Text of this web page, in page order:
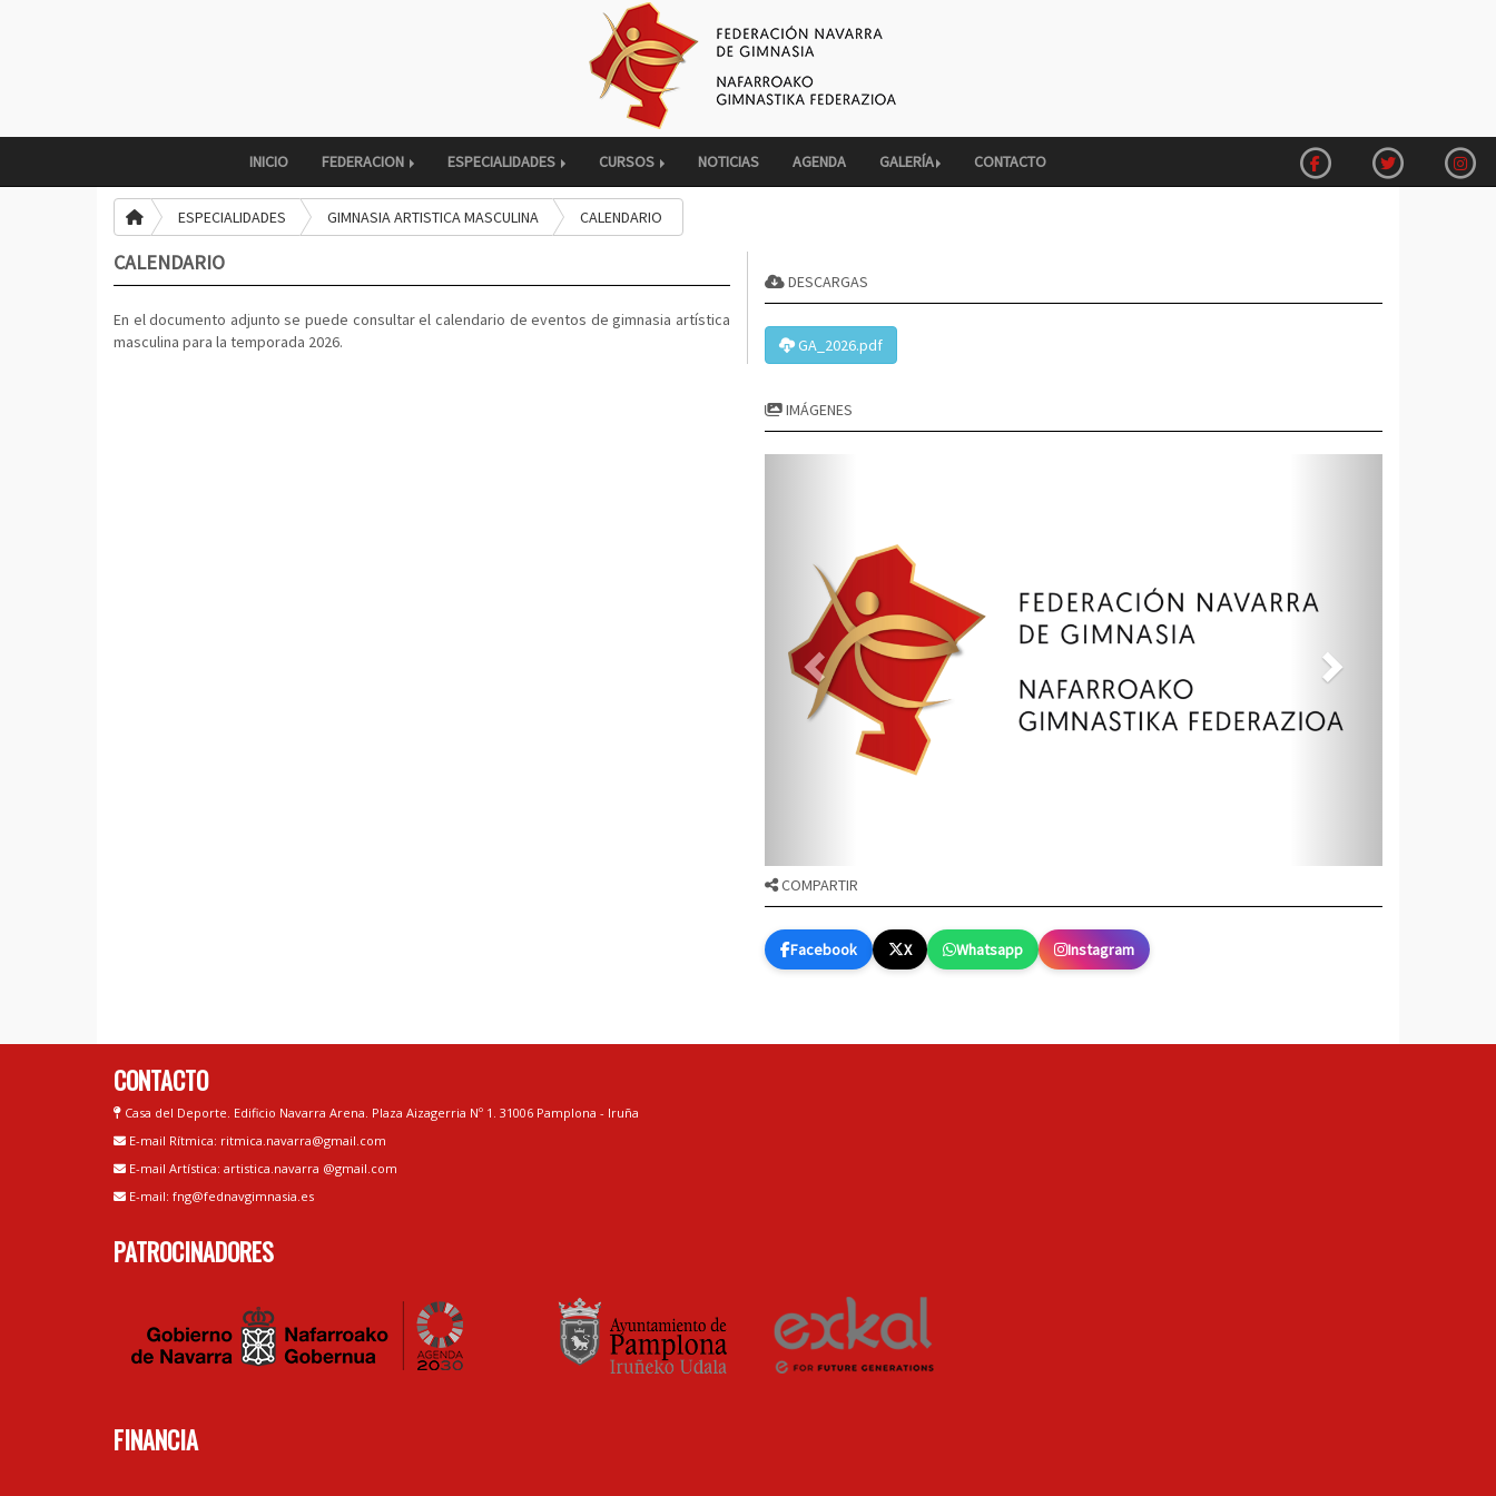
INICIO FEDERACION ESPECIALIDADES CURSOS NOTICIAS AGENDA GALERÍA CONTACTO
ESPECIALIDADES GIMNASIA ARTISTICA MASCULINA CALENDARIO
CALENDARIO
En el documento adjunto se puede consultar el calendario de eventos de gimnasia artística
masculina para la temporada 2026.
DESCARGAS
GA_2026.pdf
IMÁGENES
COMPARTIR
Facebook X Whatsapp Instagram
CONTACTO
Casa del Deporte. Edificio Navarra Arena. Plaza Aizagerria Nº 1. 31006 Pamplona - Iruña
E-mail Rítmica: ritmica.navarra@gmail.com
E-mail Artística: artistica.navarra @gmail.com
E-mail: fng@fednavgimnasia.es
PATROCINADORES
FINANCIA